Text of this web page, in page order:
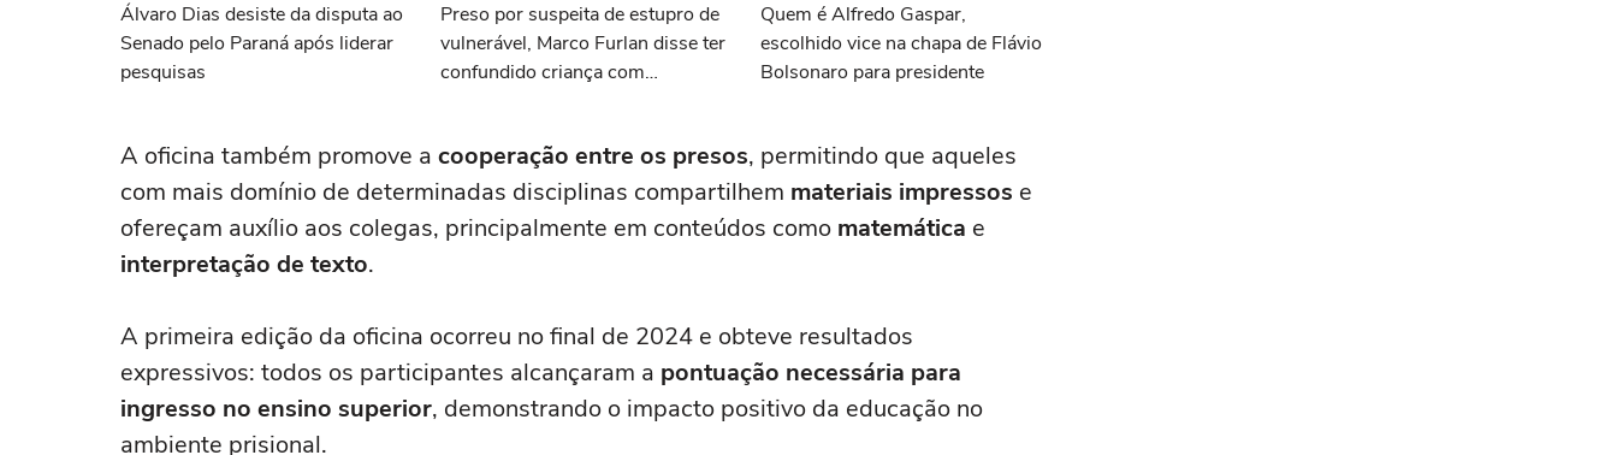
Álvaro Dias desiste da disputa ao
Senado pelo Paraná após liderar
pesquisas
Preso por suspeita de estupro de
vulnerável, Marco Furlan disse ter
confundido criança com
Quem é Alfredo Gaspar,
escolhido vice na chapa de Flávio
Bolsonaro para presidente
A oficina também promove a cooperação entre os presos, permitindo que aqueles
com mais domínio de determinadas disciplinas compartilhem materiais impressos e
ofereçam auxílio aos colegas, principalmente em conteúdos como matemática e
interpretação de texto.
A primeira edição da oficina ocorreu no final de 2024 e obteve resultados
expressivos: todos os participantes alcançaram a pontuação necessária para
ingresso no ensino superior, demonstrando o impacto positivo da educação no
ambiente prisional.